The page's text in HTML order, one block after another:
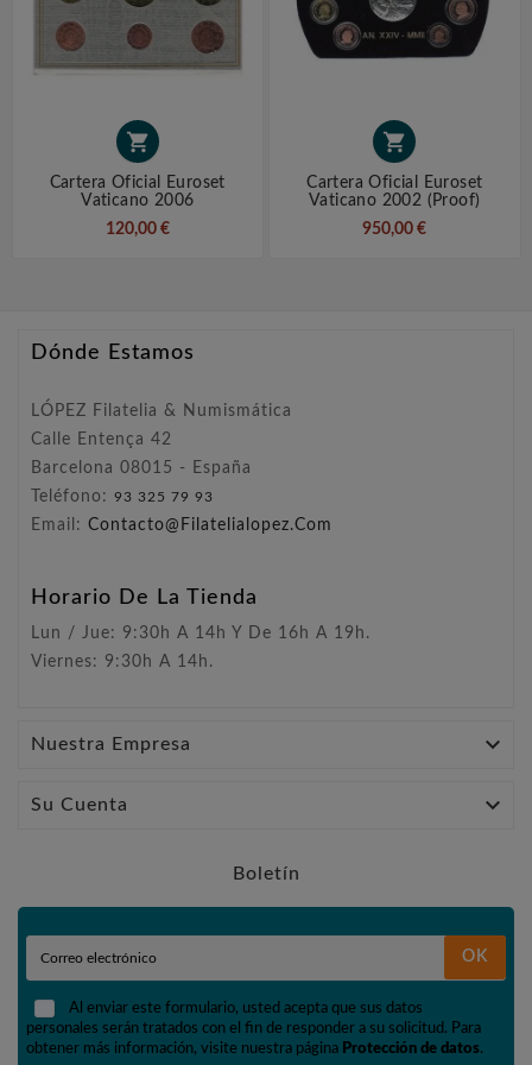

Cartera Oficial Euroset
Vaticano 2006
120,00 €

Cartera Oficial Euroset
Vaticano 2002 (Proof)
950,00 €
Dónde Estamos
LÓPEZ Filatelia & Numismática
Calle Entença 42
Barcelona 08015 - España
Teléfono: 93 325 79 93
Email: Contacto@filatelialopez.com
Horario De La Tienda
Lun / Jue: 9:30h A 14h Y De 16h A 19h.
Viernes: 9:30h A 14h.
Nuestra Empresa 
Su Cuenta 
Boletín
OK
Al enviar este formulario, usted acepta que sus datos
personales serán tratados con el fin de responder a su solicitud. Para
obtener más información, visite nuestra página Protección de datos.